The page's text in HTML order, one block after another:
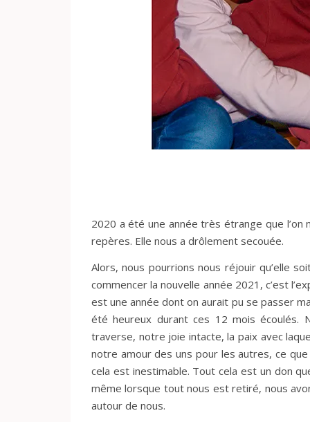
2020 a été une année très étrange que
repères. Elle nous a drôlement secouée.
Alors, nous pourrions nous réjouir qu’elle
commencer la nouvelle année 2021, c’est
est une année dont on aurait pu se passer
été heureux durant ces 12 mois écoulés.
traverse, notre joie intacte, la paix avec
notre amour des uns pour les autres, ce
cela est inestimable. Tout cela est un don
même lorsque tout nous est retiré, nous
autour de nous.